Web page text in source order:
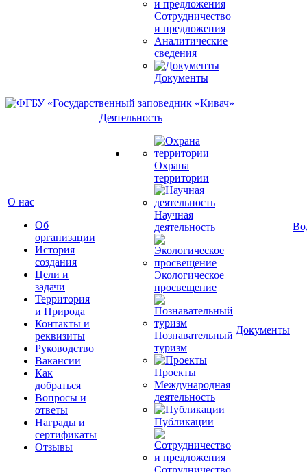
Сотрудничество
и предложения
Аналитические
сведения
Документы
О нас
Об
организации
История
создания
Цели и
задачи
Территория
и Природа
Контакты и
реквизиты
Руководство
Вакансии
Как
добраться
Вопросы и
ответы
Награды и
сертификаты
Отзывы
Деятельность
Охрана
территории
Научная
деятельность
Экологическое
просвещение
Познавательный
туризм
Проекты
Международная
деятельность
Публикации
Сотрудничество
Документы